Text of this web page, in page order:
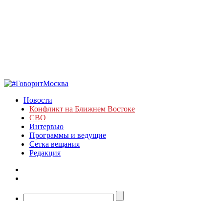
Новости
Конфликт на Ближнем Востоке
СВО
Интервью
Программы и ведущие
Сетка вещания
Редакция